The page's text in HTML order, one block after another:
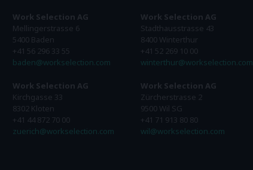
Work Selection AG
Mellingerstrasse 6
5400 Baden
+41 56 296 33 55
baden@workselection.com
Work Selection AG
Kirchgasse 33
8302 Kloten
+41 44 872 70 00
zuerich@workselection.com
Work Selection AG
Stadthausstrasse 43
8400 Winterthur
+41 52 269 10 00
winterthur@workselection.com
Work Selection AG
Zürcherstrasse 2
9500 Wil SG
+41 71 913 80 80
wil@workselection.com